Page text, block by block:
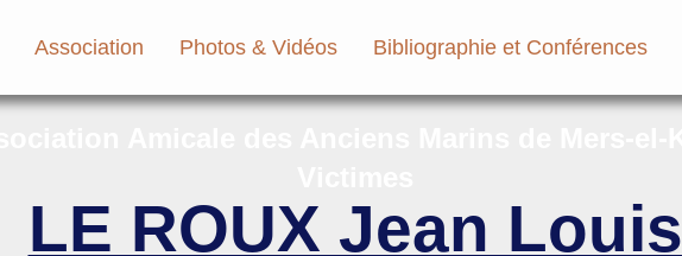
Association Photos & Vidéos Bibliographie et Conférences
LE ROUX Jean Louis